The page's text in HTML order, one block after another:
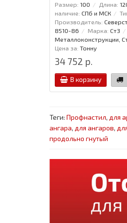
Размер: 100 Длина:
наличие: СПб и МСК
Производитель:
8510-86
Марка: Ст3
Металлоконструкции,
Цена за: Тонну
34 752 р.
В корзину
Теги: Профнастил, для
ангара, для ангаров,
продольно гнутый